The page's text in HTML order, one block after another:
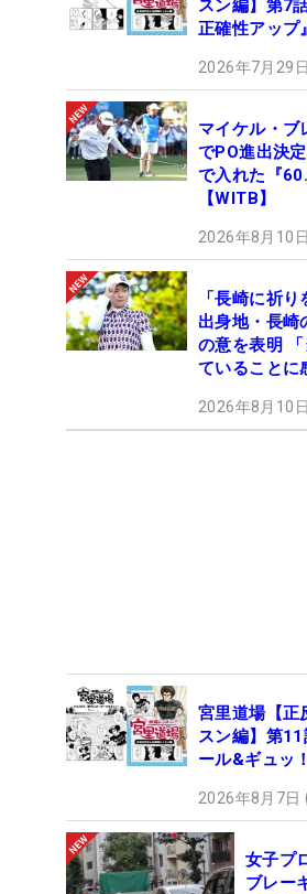
スン編】第7
正確性アップ』
2026年7月29
マイケル・ブ
でPO進出決
で入れた『
【WITB】
2026年8月10
「長崎に祈
出身地・長崎
の意を表明
ていることに
2026年8月10
宮里道場【正
スン編】第
ール&ギュッ
2026年8月7日
女子プ
ブレー